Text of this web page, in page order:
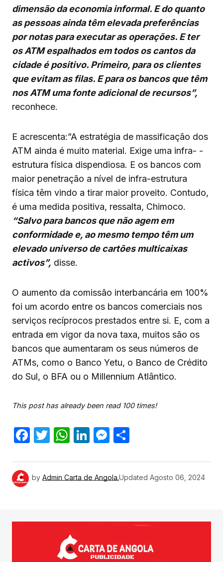
dimensão da economia informal. E do quanto
as pessoas ainda têm elevada preferências
por notas para executar as operações. E ter
os ATM espalhados em todos os cantos da
cidade é positivo. Primeiro, para os clientes
que evitam as filas. E para os bancos que têm
nos ATM uma fonte adicional de recursos”,
reconhece.
E acrescenta:”A estratégia de massificação dos
ATM ainda é muito material. Exige uma infra- -
estrutura física dispendiosa. E os bancos com
maior penetração a nível de infra-estrutura
física têm vindo a tirar maior proveito. Contudo,
é uma medida positiva, ressalta, Chimoco.
“Salvo para bancos que não agem em
conformidade e, ao mesmo tempo têm um
elevado universo de cartões multicaixas
activos”, disse.
O aumento da comissão interbancária em 100%
foi um acordo entre os bancos comerciais nos
serviços recíprocos prestados entre si. E, com a
entrada em vigor da nova taxa, muitos são os
bancos que aumentaram os seus números de
ATMs, como o Banco Yetu, o Banco de Crédito
do Sul, o BFA ou o Millennium Atlântico.
This post has already been read 100 times!
Facebook
Twitter
WhatsApp
LinkedIn
Messenger
by Admin Carta de Angola.Updated Agosto 06, 2024